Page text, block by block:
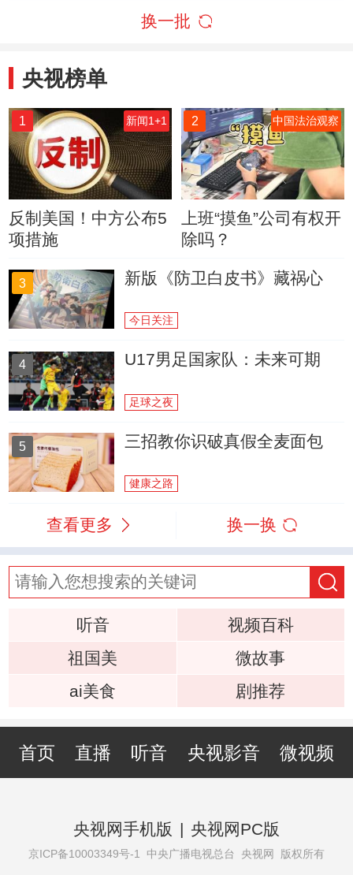
换一批
央视榜单
1 新闻1+1
反制美国！中方公布5
项措施
2 中国法治观察
上班“摸鱼”公司有权开
除吗？
3 新版《防卫白皮书》藏祸心
今日关注
4 U17男足国家队：未来可期
足球之夜
5 三招教你识破真假全麦面包
健康之路
查看更多 换一换
听音
视频百科
祖国美
微故事
ai美食
剧推荐
首页 直播 听音 央视影音 微视频
央视网手机版 | 央视网PC版
京ICP备10003349号-1 中央广播电视总台 央视网 版权所有